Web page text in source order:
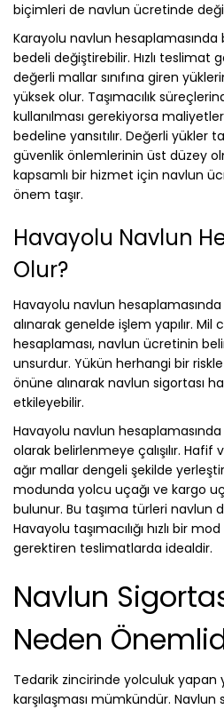
biçimleri de navlun ücretinde
Karayolu navlun hesaplamasında
bedeli değiştirebilir. Hızlı teslimat
değerli mallar sınıfına giren
yüksek olur. Taşımacılık
kullanılması gerekiyorsa
bedeline yansıtılır. Değerli yükler
güvenlik önlemlerinin üst düzey
kapsamlı bir hizmet için navlun
önem taşır.
Havayolu Navlun
Olur?
Havayolu navlun hesaplamasında
alınarak genelde işlem yapılır.
hesaplaması, navlun ücretinin
unsurdur. Yükün herhangi bir riskle
önüne alınarak navlun sigortası
etkileyebilir.
Havayolu navlun hesaplamasında
olarak belirlenmeye çalışılır.
ağır mallar dengeli şekilde
modunda yolcu uçağı ve kargo
bulunur. Bu taşıma türleri navlun
Havayolu taşımacılığı hızlı bir
gerektiren teslimatlarda idealdir.
Navlun
Neden
Tedarik zincirinde yolculuk yapan
karşılaşması mümkündür. Navlun